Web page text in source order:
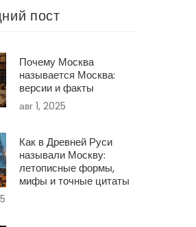
пост
Почему Москва
называется Москва:
версии и факты
авг 1, 2025
Как в Древней Руси
называли Москву:
летописные формы,
мифы и точные цитаты